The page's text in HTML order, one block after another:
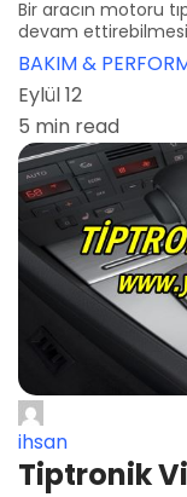
Bir aracın motoru
devam ettirebilmesi
BAKIM &
Eylül 12
5 min read
ihsan
Tiptronik